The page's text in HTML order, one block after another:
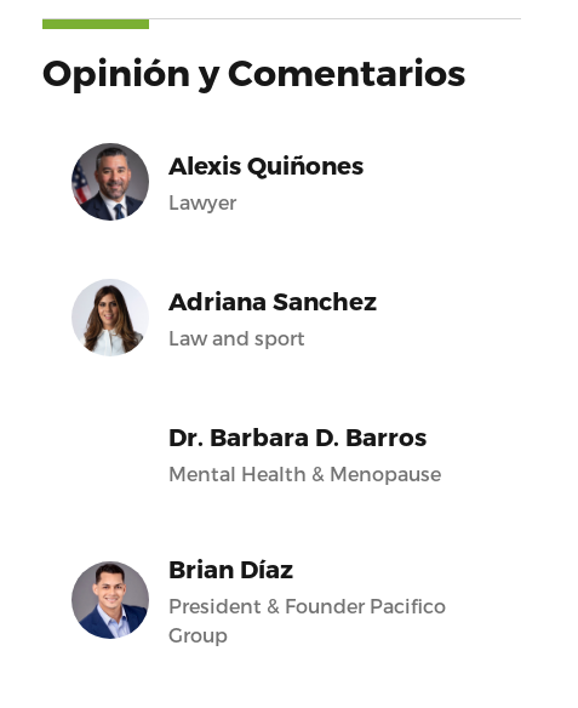
Opinión y Comentarios
Alexis Quiñones
Lawyer
Adriana Sanchez
Law and sport
Dr. Barbara D. Barros
Mental Health & Menopause
Brian Díaz
President & Founder Pacifico
Group